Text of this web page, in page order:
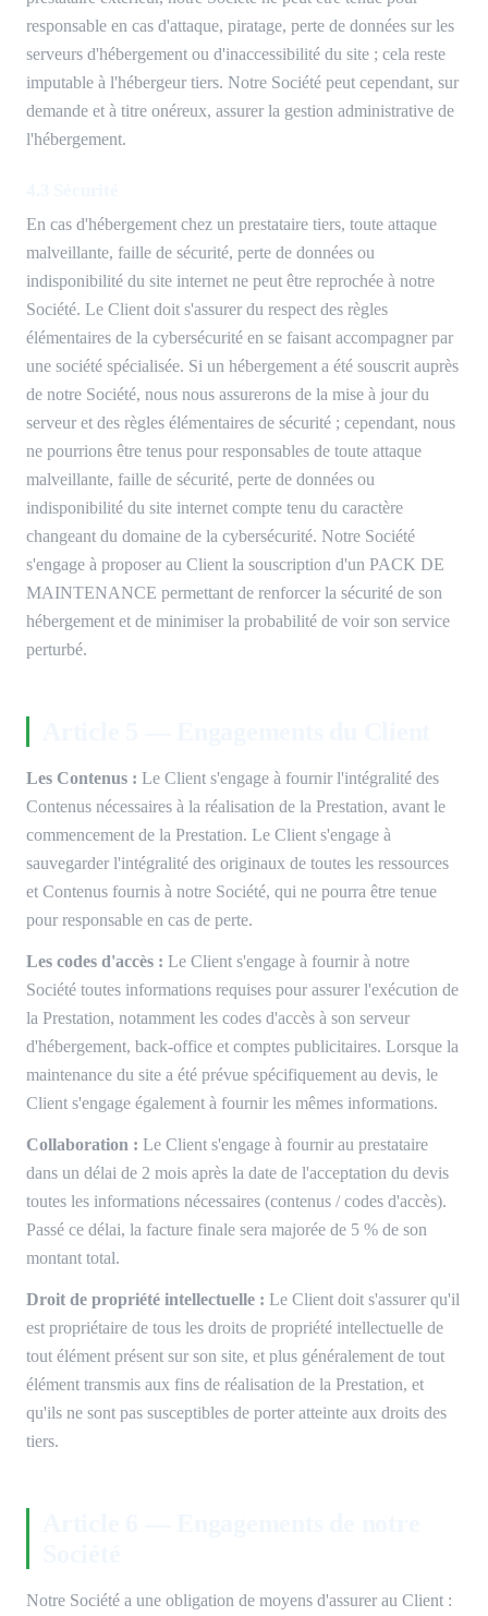
responsable en cas d'attaque, piratage, perte de données sur les
serveurs d'hébergement ou d'inaccessibilité du site ; cela reste
imputable à l'hébergeur tiers. Notre Société peut cependant, sur
demande et à titre onéreux, assurer la gestion administrative de
l'hébergement.
En cas d'hébergement chez un prestataire tiers, toute attaque
malveillante, faille de sécurité, perte de données ou
indisponibilité du site internet ne peut être reprochée à notre
Société. Le Client doit s'assurer du respect des règles
élémentaires de la cybersécurité en se faisant accompagner par
une société spécialisée. Si un hébergement a été souscrit auprès
de notre Société, nous nous assurerons de la mise à jour du
serveur et des règles élémentaires de sécurité ; cependant, nous
ne pourrions être tenus pour responsables de toute attaque
malveillante, faille de sécurité, perte de données ou
indisponibilité du site internet compte tenu du caractère
changeant du domaine de la cybersécurité. Notre Société
s'engage à proposer au Client la souscription d'un PACK DE
MAINTENANCE permettant de renforcer la sécurité de son
hébergement et de minimiser la probabilité de voir son service
perturbé.
Les Contenus : Le Client s'engage à fournir l'intégralité des
Contenus nécessaires à la réalisation de la Prestation, avant le
commencement de la Prestation. Le Client s'engage à
sauvegarder l'intégralité des originaux de toutes les ressources
et Contenus fournis à notre Société, qui ne pourra être tenue
pour responsable en cas de perte.
Les codes d'accès : Le Client s'engage à fournir à notre
Société toutes informations requises pour assurer l'exécution de
la Prestation, notamment les codes d'accès à son serveur
d'hébergement, back-office et comptes publicitaires. Lorsque la
maintenance du site a été prévue spécifiquement au devis, le
Client s'engage également à fournir les mêmes informations.
Collaboration : Le Client s'engage à fournir au prestataire
dans un délai de 2 mois après la date de l'acceptation du devis
toutes les informations nécessaires (contenus / codes d'accès).
Passé ce délai, la facture finale sera majorée de 5 % de son
montant total.
Droit de propriété intellectuelle : Le Client doit s'assurer qu'il
est propriétaire de tous les droits de propriété intellectuelle de
tout élément présent sur son site, et plus généralement de tout
élément transmis aux fins de réalisation de la Prestation, et
qu'ils ne sont pas susceptibles de porter atteinte aux droits des
tiers.
Notre Société a une obligation de moyens d'assurer au Client :